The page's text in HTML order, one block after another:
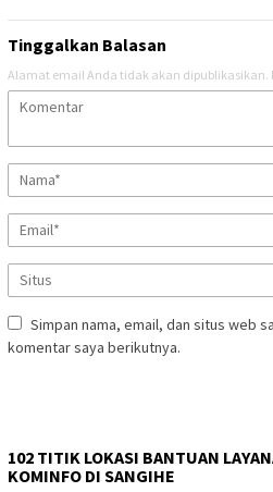
Tinggalkan Balasan
Alamat email Anda tidak akan dipublikasikan.
Simpan nama, email, dan situs web
komentar saya berikutnya.
102 TITIK LOKASI BANTUAN
KOMINFO DI SANGIHE